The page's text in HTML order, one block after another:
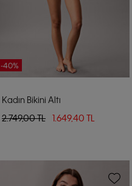
-40%
Kadın Bikini Altı
2.749,00 TL
1.649,40 TL